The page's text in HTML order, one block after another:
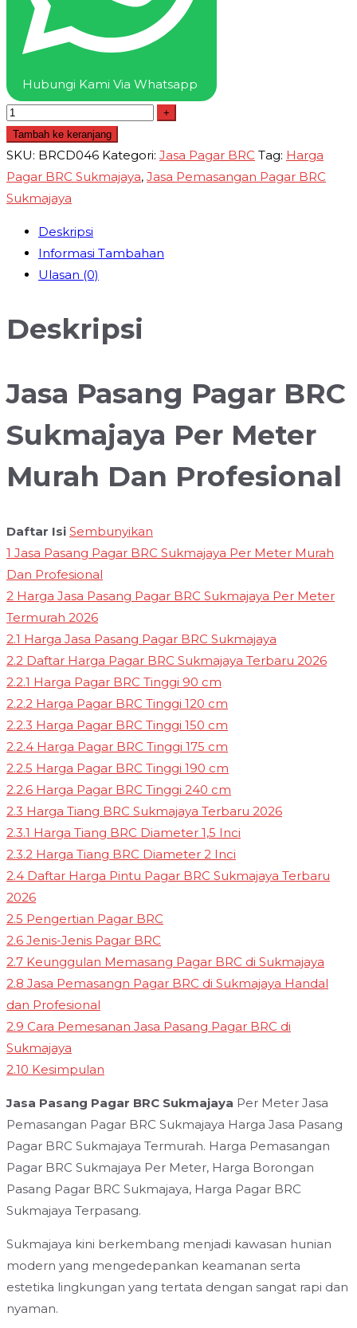
Hubungi Kami Via Whatsapp
+
Tambah ke keranjang
SKU: BRCD046 Kategori: Jasa Pagar BRC Tag: Harga
Pagar BRC Sukmajaya, Jasa Pemasangan Pagar BRC
Sukmajaya
Deskripsi
Informasi Tambahan
Ulasan (0)
Deskripsi
Jasa Pasang Pagar BRC
Sukmajaya Per Meter
Murah Dan Profesional
Daftar Isi Sembunyikan
1 Jasa Pasang Pagar BRC Sukmajaya Per Meter Murah
Dan Profesional
2 Harga Jasa Pasang Pagar BRC Sukmajaya Per Meter
Termurah 2026
2.1 Harga Jasa Pasang Pagar BRC Sukmajaya
2.2 Daftar Harga Pagar BRC Sukmajaya Terbaru 2026
2.2.1 Harga Pagar BRC Tinggi 90 cm
2.2.2 Harga Pagar BRC Tinggi 120 cm
2.2.3 Harga Pagar BRC Tinggi 150 cm
2.2.4 Harga Pagar BRC Tinggi 175 cm
2.2.5 Harga Pagar BRC Tinggi 190 cm
2.2.6 Harga Pagar BRC Tinggi 240 cm
2.3 Harga Tiang BRC Sukmajaya Terbaru 2026
2.3.1 Harga Tiang BRC Diameter 1,5 Inci
2.3.2 Harga Tiang BRC Diameter 2 Inci
2.4 Daftar Harga Pintu Pagar BRC Sukmajaya Terbaru
2026
2.5 Pengertian Pagar BRC
2.6 Jenis-Jenis Pagar BRC
2.7 Keunggulan Memasang Pagar BRC di Sukmajaya
2.8 Jasa Pemasangn Pagar BRC di Sukmajaya Handal
dan Profesional
2.9 Cara Pemesanan Jasa Pasang Pagar BRC di
Sukmajaya
2.10 Kesimpulan
Jasa Pasang Pagar BRC Sukmajaya Per Meter Jasa
Pemasangan Pagar BRC Sukmajaya Harga Jasa Pasang
Pagar BRC Sukmajaya Termurah. Harga Pemasangan
Pagar BRC Sukmajaya Per Meter, Harga Borongan
Pasang Pagar BRC Sukmajaya, Harga Pagar BRC
Sukmajaya Terpasang.
Sukmajaya kini berkembang menjadi kawasan hunian
modern yang mengedepankan keamanan serta
estetika lingkungan yang tertata dengan sangat rapi dan
nyaman.